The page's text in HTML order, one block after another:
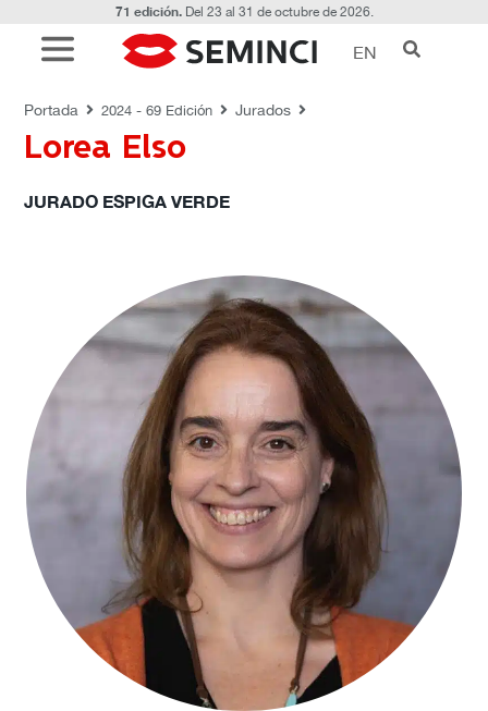
71 edición.Del 23 al 31 de octubre de 2026.
EN
Portada 2024 - 69 Edición Jurados
Lorea Elso
JURADO ESPIGA VERDE